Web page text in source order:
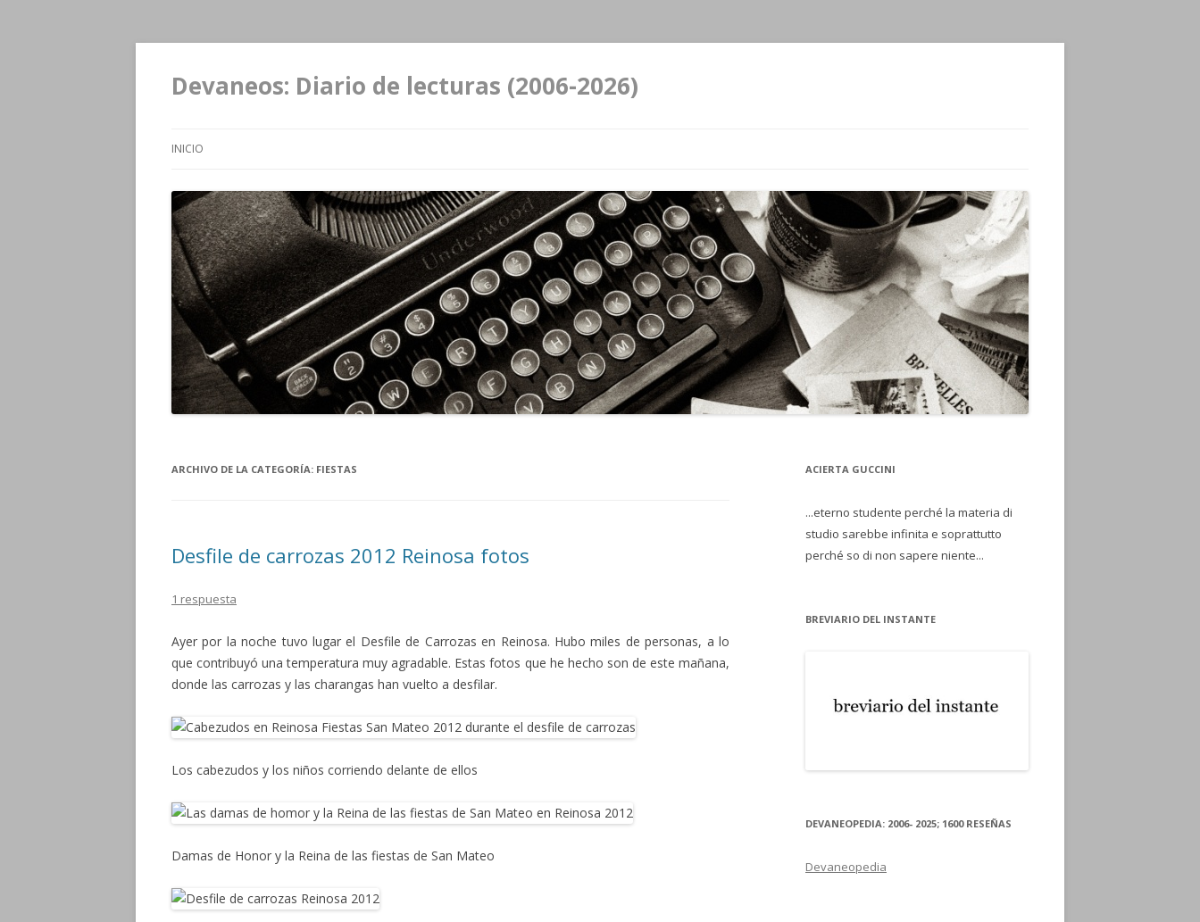
Devaneos: Diario de lecturas (2006-2026)
INICIO
ARCHIVO DE LA CATEGORÍA: FIESTAS
Desfile de carrozas 2012 Reinosa fotos
1 respuesta
Ayer por la noche tuvo lugar el Desfile de Carrozas en Reinosa. Hubo miles de personas, a lo
que contribuyó una temperatura muy agradable. Estas fotos que he hecho son de este mañana,
donde las carrozas y las charangas han vuelto a desfilar.
Los cabezudos y los niños corriendo delante de ellos
Damas de Honor y la Reina de las fiestas de San Mateo
ACIERTA GUCCINI
...eterno studente perché la materia di
studio sarebbe infinita e soprattutto
perché so di non sapere niente...
BREVIARIO DEL INSTANTE
DEVANEOPEDIA: 2006- 2025; 1600 RESEÑAS
Devaneopedia